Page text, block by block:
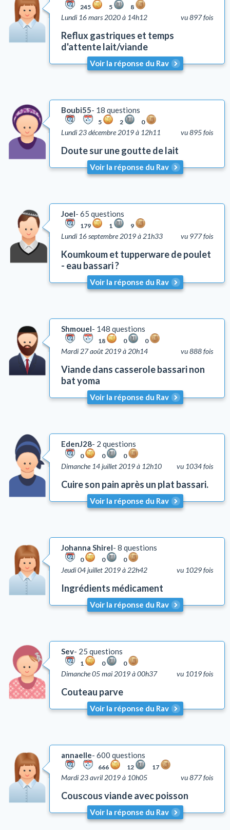
Education
Comportement
Honorer ses parents (Kiboud Av Vaèm)
Tsniout (lois de pudeur)
Lachon Hara (médisance)
Coutumes
Autre
Lois et coutumes de la circoncision
245 5 8
vu 897 fois
Lundi 16 mars 2020 à 14h12
Reflux gastriques et temps
d'attente lait/viande
Voir la réponse du Rav
Boubi55 18 questions
5 2 0
vu 895 fois
Lundi 23 décembre 2019 à 12h11
Doute sur une goutte de lait
Voir la réponse du Rav
Joel 65 questions
179 1 9
vu 977 fois
Lundi 16 septembre 2019 à 21h33
Koumkoum et tupperware de poulet
- eau bassari ?
Voir la réponse du Rav
Shmouel 148 questions
18 0 0
vu 888 fois
Mardi 27 août 2019 à 20h14
Viande dans casserole bassari non
bat yoma
Voir la réponse du Rav
EdenJ28 2 questions
0 0 0
vu 1034 fois
Dimanche 14 juillet 2019 à 12h10
Cuire son pain après un plat bassari.
Voir la réponse du Rav
Johanna Shirel 8 questions
0 0 0
vu 1029 fois
Jeudi 04 juillet 2019 à 22h42
Ingrédients médicament
Voir la réponse du Rav
Sev 25 questions
1 0 0
vu 1019 fois
Dimanche 05 mai 2019 à 00h37
Couteau parve
Voir la réponse du Rav
annaelle 600 questions
666 12 17
vu 877 fois
Mardi 23 avril 2019 à 10h05
Couscous viande avec poisson
Voir la réponse du Rav